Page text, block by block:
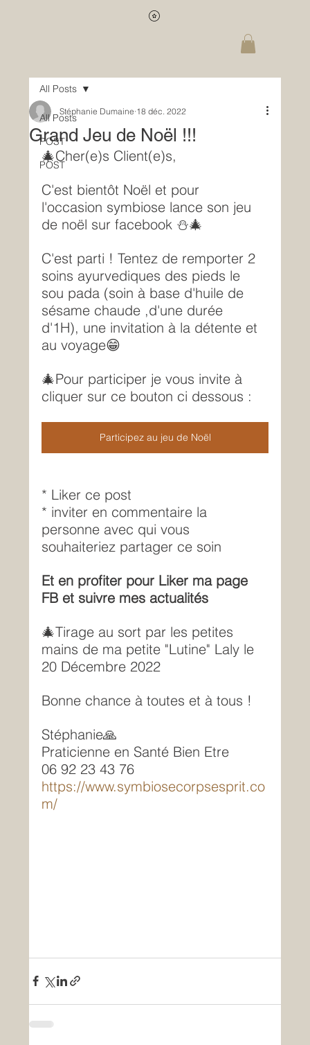
All Posts
POST
POST
All Posts
Grand Jeu de Noël !!!
Stéphanie Dumaine 18 déc. 2022
🎄Cher(e)s Client(e)s,
C'est bientôt Noël et pour
l'occasion symbiose lance son jeu
de noël sur facebook ⛄️🎄
C'est parti ! Tentez de remporter 2
soins ayurvediques des pieds le
sou pada (soin à base d'huile de
sésame chaude ,d'une durée
d'1H), une invitation à la détente et
au voyage😁
🎄Pour participer je vous invite à
cliquer sur ce bouton ci dessous :
Participez au jeu de Noël
* Liker ce post
* inviter en commentaire la
personne avec qui vous
souhaiteriez partager ce soin
Et en profiter pour Liker ma page
FB et suivre mes actualités
🎄Tirage au sort par les petites
mains de ma petite "Lutine" Laly le
20 Décembre 2022
Bonne chance à toutes et à tous !
Stéphanie🙏
Praticienne en Santé Bien Etre
06 92 23 43 76
https://www.symbiosecorpsesprit.co
m/